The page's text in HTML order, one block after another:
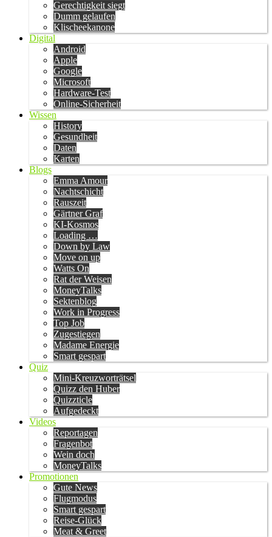
Gerechtigkeit siegt
Dumm gelaufen
Klischeekanone
Digital
Android
Apple
Google
Microsoft
Hardware-Test
Online-Sicherheit
Wissen
History
Gesundheit
Daten
Karten
Blogs
Emma Amour
Nachtschicht
Rauszeit
Gärtner Graf
KI-Kosmos
Loading …
Down by Law
Move on up
Watts On
Rat der Weisen
MoneyTalks
Sektenblog
Work in Progress
Top Job
Zugestiegen
Madame Energie
Smart gespart
Quiz
Mini-Kreuzworträtsel
Quizz den Huber
Quizzticle
Aufgedeckt
Videos
Reportagen
Fragenbot
Wein doch
MoneyTalks
Promotionen
Gute News
Flugmodus
Smart gespart
Reise-Glück
Meat & Greet